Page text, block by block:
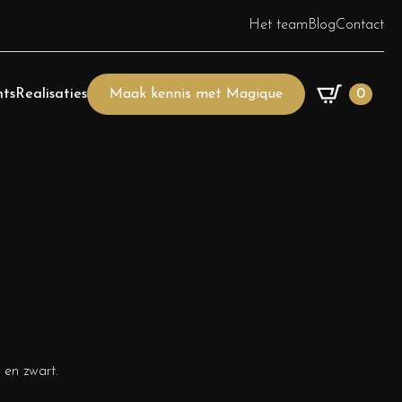
Het team BlogContact
Realisaties Maak kennis met Magique 0
en zwart.